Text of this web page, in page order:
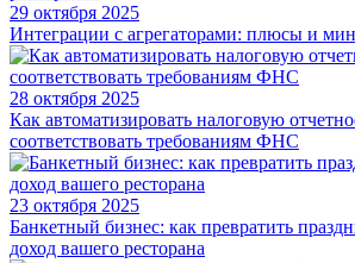
29 октября 2025
Интеграции с агрегаторами: плюсы и
28 октября 2025
Как автоматизировать налоговую
соответствовать требованиям ФНС
23 октября 2025
Банкетный бизнес: как превратить
доход вашего ресторана